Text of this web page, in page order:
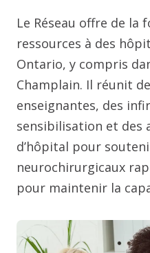
Le Réseau offre de la
ressources à des
Ontario, y compris
Champlain. Il réunit
enseignantes, des
sensibilisation et des
d’hôpital pour
neurochirurgicaux
pour maintenir la